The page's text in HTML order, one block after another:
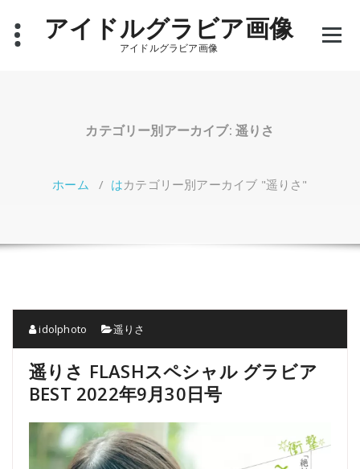
アイドルグラビア画像
アイドルグラビア画像
カテゴリー別アーカイブ: 遥りさ
ホーム / はカテゴリー別アーカイブ "遥りさ"
idolphoto 遥りさ
遥りさ FLASHスペシャル グラビア
BEST 2022年9月30日号